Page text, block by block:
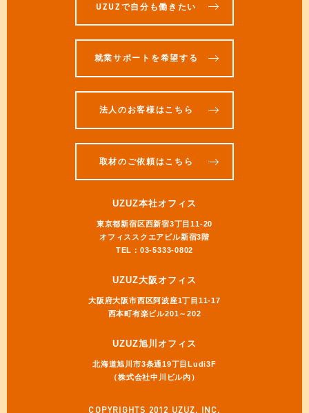
UZUZで自分も働きたい
就業サポートを希望する
法人のお客様はこちら
取材のご依頼はこちら
UZUZ本社オフィス
東京都新宿区西新宿3丁目11-20
オフィススクエアビル新宿3階
TEL：03-5333-0802
UZUZ大阪オフィス
大阪府大阪市西区阿波座1丁目11-17
西本町有楽ビル201～202
UZUZ旭川オフィス
北海道旭川市3条通19丁目Ludi3F
（株式会社中川ビル内）
COPYRIGHTS 2012 UZUZ, INC.